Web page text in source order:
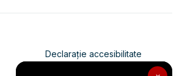
Declarație accesibilitate